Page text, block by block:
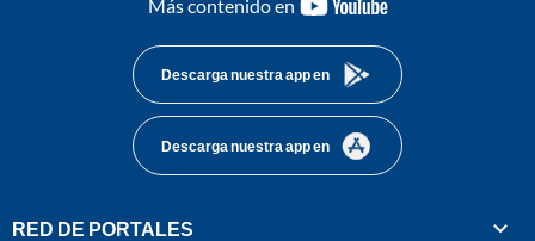
Más contenido en
Descarga nuestra app en
Descarga nuestra app en
RED DE PORTALES